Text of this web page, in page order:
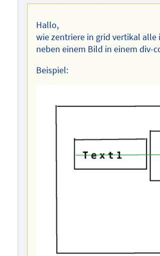
Hallo,
wie zentriere in grid vertikal
neben einem Bild in einem div-
Beispiel: